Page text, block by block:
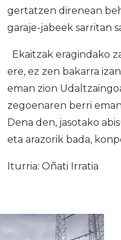
gertatzen direnean
garaje-jabeek sarritan
Ekaitzak eragindako
ere, ez zen bakarra
eman zion
zegoenaren berri
Dena den, jasotako
eta arazorik bada,
Iturria: Oñati Irratia